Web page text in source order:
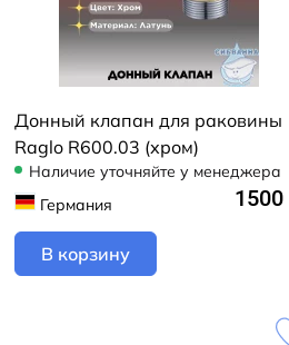
Донный клапан для раковины
Raglo R600.03 (хром)
Наличие уточняйте у менеджера
Германия
1500
В корзину